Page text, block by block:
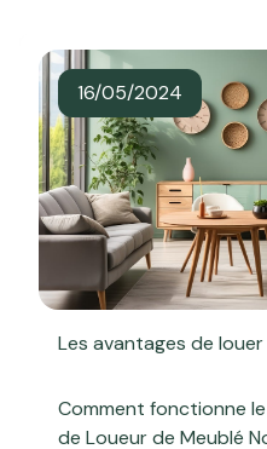
16/05/2024
Les avantages de
Comment fonctionne
de Loueur de Meublé